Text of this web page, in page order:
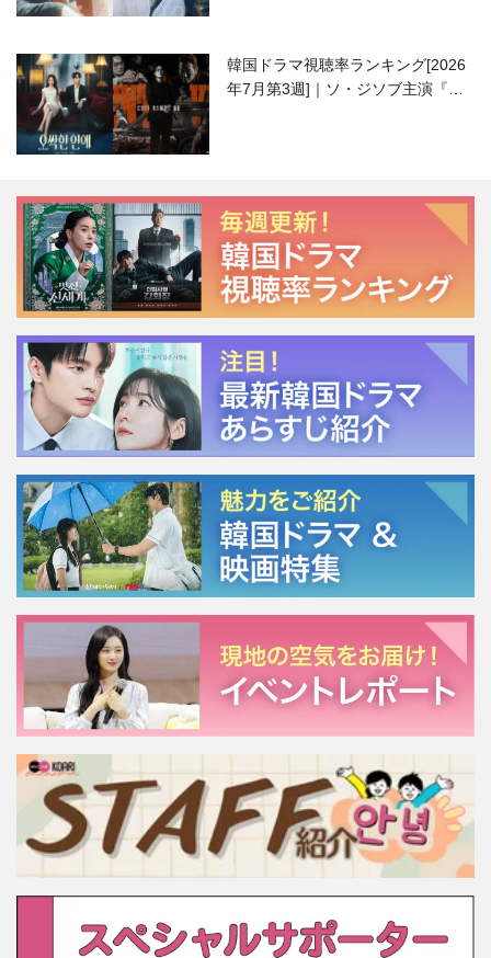
韓国ドラマ視聴率ランキング[2026
年7月第3週]｜ソ・ジソブ主演『エ